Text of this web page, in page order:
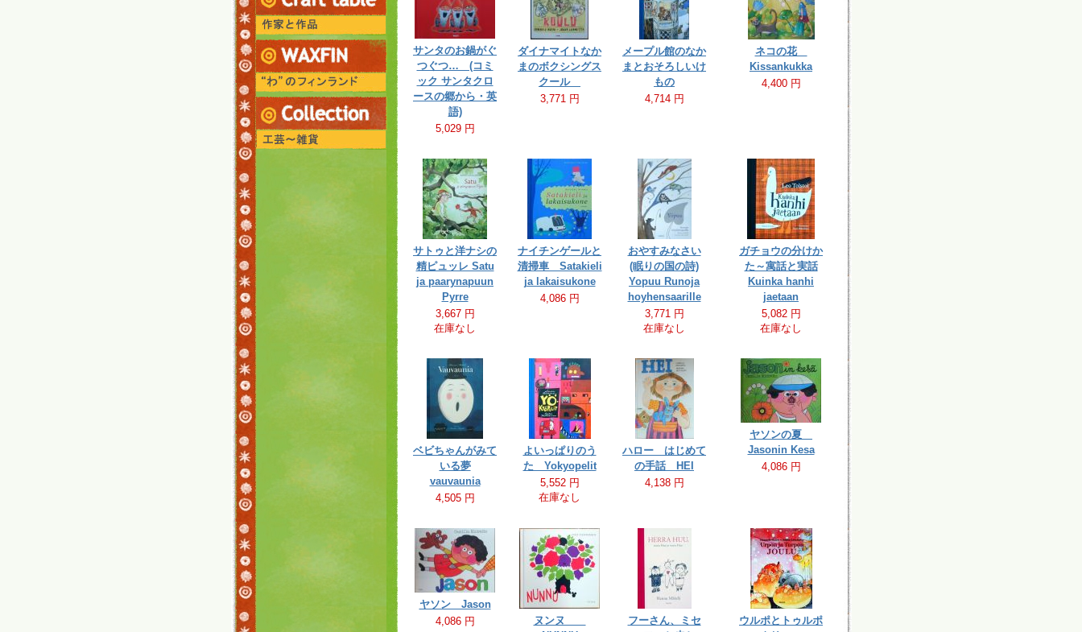
サンタのお鍋がぐ
つぐつ… (コミ
ック サンタクロ
ースの郷から・英
語)
5,029 円
ダイナマイトなか
まのボクシングス
クール
3,771 円
メープル館のなか
まとおそろしいけ
もの
4,714 円
ネコの花
Kissankukka
4,400 円
サトゥと洋ナシの
精ピュッレ Satu
ja paarynapuun
Pyrre
3,667 円
在庫なし
ナイチンゲールと
清掃車 Satakieli
ja lakaisukone
4,086 円
おやすみなさい
(眠りの国の詩)
Yopuu Runoja
hoyhensaarille
3,771 円
在庫なし
ガチョウの分けか
た～寓話と実話
Kuinka hanhi
jaetaan
5,082 円
在庫なし
ベビちゃんがみて
いる夢
vauvaunia
4,505 円
よいっぱりのう
た Yokyopelit
5,552 円
在庫なし
ハロー はじめて
の手話 HEI
4,138 円
ヤソンの夏
Jasonin Kesa
4,086 円
ヤソン Jason
4,086 円
ヌンヌ
フーさん、ミセ
ウルポとトゥルポ